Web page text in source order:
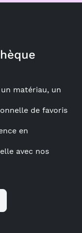
matériau, un
de favoris
en
avec nos